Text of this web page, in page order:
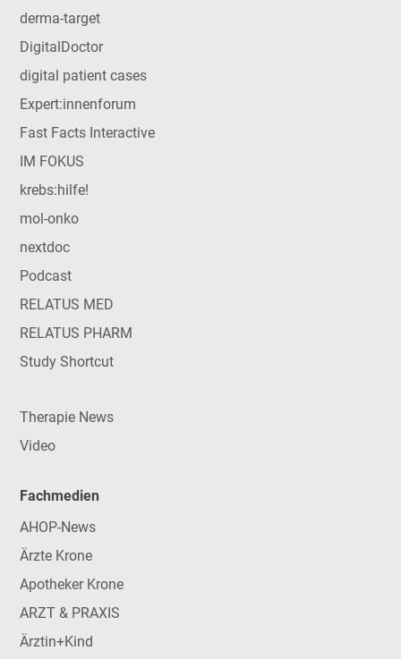
derma-target
DigitalDoctor
digital patient cases
Expert:innenforum
Fast Facts Interactive
IM FOKUS
krebs:hilfe!
mol-onko
nextdoc
Podcast
RELATUS MED
RELATUS PHARM
Study Shortcut
Therapie News
Video
Fachmedien
AHOP-News
Ärzte Krone
Apotheker Krone
ARZT & PRAXIS
Ärztin+Kind